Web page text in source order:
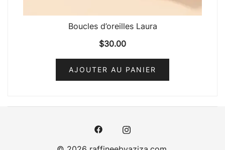
Boucles d’oreilles Laura
$30.00
AJOUTER AU PANIER